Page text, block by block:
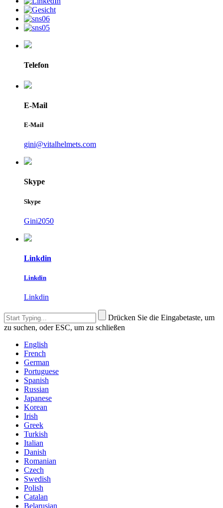
Telefon
E-Mail
E-Mail
gini@vitalhelmets.com
Skype
Skype
Gini2050
Linkdin
Linkdin
Linkdin
Drücken Sie die Eingabetaste, um
zu suchen, oder ESC, um zu schließen
English
French
German
Portuguese
Spanish
Russian
Japanese
Korean
Irish
Greek
Turkish
Italian
Danish
Romanian
Czech
Swedish
Polish
Catalan
Belarusian